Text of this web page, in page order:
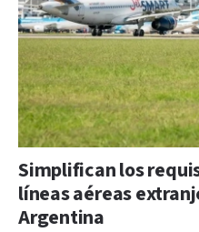
Simplifican los
líneas aéreas
Argentina